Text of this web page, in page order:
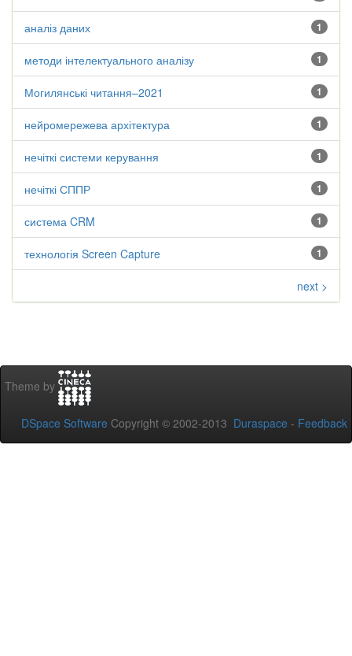
1
аналіз даних
1
методи інтелектуального аналізу
1
Могилянські читання–2021
1
нейромережева архітектура
1
нечіткі системи керування
1
нечіткі СППР
1
система CRM
1
технологія Screen Capture
next >
Theme by
DSpace Software Copyright © 2002-2013 Duraspace - Feedback